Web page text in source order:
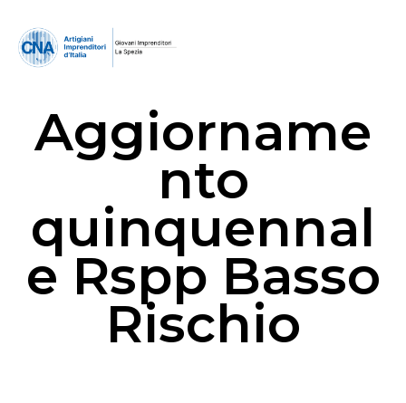
Aggiorname
nto
quinquennal
e Rspp Basso
Rischio